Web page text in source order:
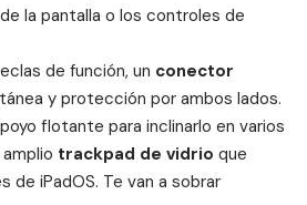
la pantalla o los controles de
de función, un conector
y protección por ambos lados.
flotante para inclinarlo en varios
trackpad de vidrio que
de iPadOS. Te van a sobrar